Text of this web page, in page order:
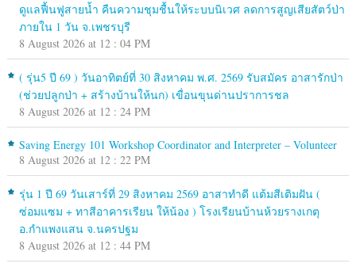
ดูแลฟื้นฟูสายน้ำ คืนความชุมชื้นให้ระบบนิเวศ ลดการสูญเสียสัตว์ป่า
ภายใน 1 วัน จ.เพชรบุรี
8 August 2026 at 12 : 04 PM
( รุ่น5 ปี 69 ) วันอาทิตย์ที่ 30 สิงหาคม พ.ศ. 2569 รับสมัคร อาสารักป่า
(ช่วยปลูกป่า + สร้างบ้านให้นก) เขื่อนขุนด่านปราการชล
8 August 2026 at 12 : 24 PM
Saving Energy 101 Workshop Coordinator and Interpreter – Volunteer
8 August 2026 at 12 : 22 PM
รุ่น 1 ปี 69 วันเสาร์ที่ 29 สิงหาคม 2569 อาสาทำดี แต้มสีเติมฝัน (
ซ่อมแซม + ทาสีอาคารเรียน ให้น้อง ) โรงเรียนบ้านห้วยรางเกตุ
อ.กำแพงแสน จ.นครปฐม
8 August 2026 at 12 : 44 PM